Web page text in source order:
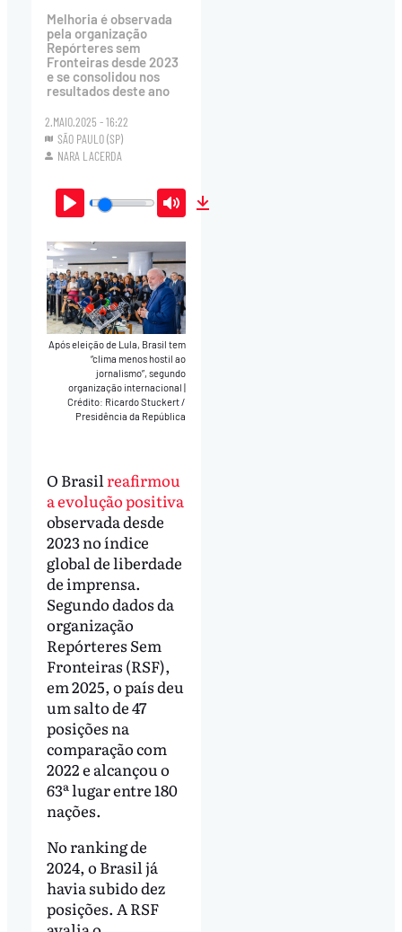
Melhoria é observada
pela organização
Repórteres sem
Fronteiras desde 2023
e se consolidou nos
resultados deste ano
2.MAIO.2025 - 16:22
SÃO PAULO (SP)
NARA LACERDA
Play Mute
Após eleição de Lula, Brasil tem
“clima menos hostil ao
jornalismo”, segundo
organização internacional
Crédito: Ricardo Stuckert /
Presidência da República
O Brasilreafirmou
a evolução positiva
observada desde
2023 no índice
global de liberdade
de imprensa.
Segundo dados da
organização
Repórteres Sem
Fronteiras (RSF),
em 2025, o país deu
um salto de 47
posições na
comparação com
2022 e alcançou o
63ª lugar entre 180
nações.
No ranking de
2024, o Brasil já
havia subido dez
posições. A RSF